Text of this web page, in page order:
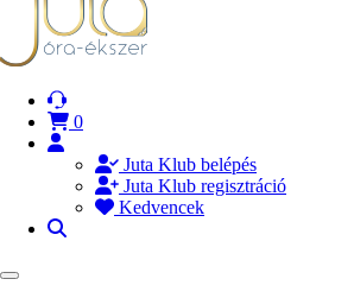
0
Juta Klub belépés
Juta Klub regisztráció
Kedvencek